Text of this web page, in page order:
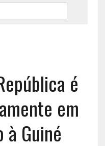
é
em
à Guiné